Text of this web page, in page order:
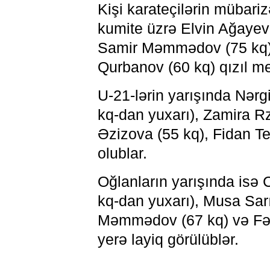
Kişi karateçilərin
kumite üzrə Elvin
Samir Məmmədov (75
Qurbanov (60 kq) qızıl
U-21-lərin yarışında
kq-dan yuxarı), Zamira
Əzizova (55 kq), Fidan
olublar.
Oğlanların yarışında
kq-dan yuxarı), Musa
Məmmədov (67 kq) və
yerə layiq görülüblər.